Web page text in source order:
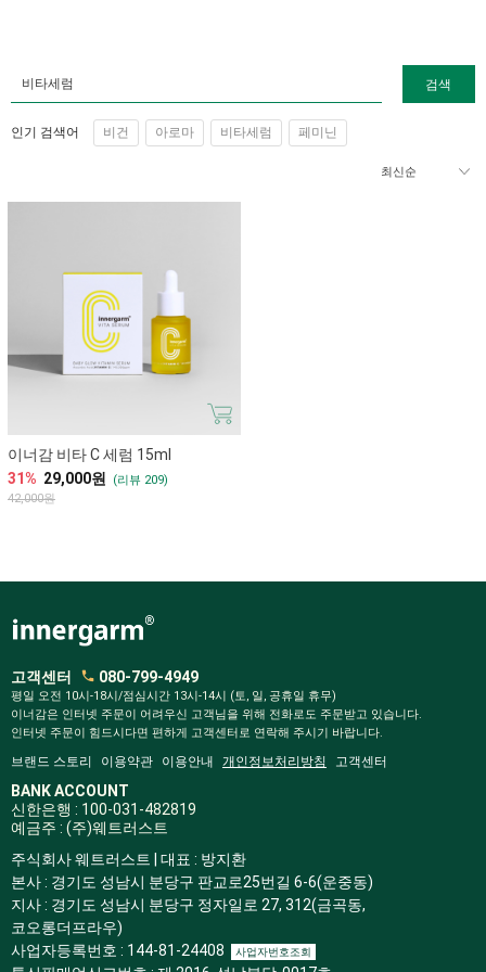
검색
인기 검색어 비건 아로마 비타세럼 페미닌
이너감 비타 C 세럼 15ml
31% 29,000원
(리뷰 209)
42,000원
고객센터 080-799-4949
평일 오전 10시-18시/점심시간 13시-14시 (토, 일, 공휴일 휴무)
이너감은 인터넷 주문이 어려우신 고객님을 위해 전화로도 주문받고 있습니다.
인터넷 주문이 힘드시다면 편하게 고객센터로 연락해 주시기 바랍니다.
브랜드 스토리 이용약관 이용안내 개인정보처리방침 고객센터
BANK ACCOUNT
신한은행 : 100-031-482819
예금주 : (주)웨트러스트
주식회사 웨트러스트 | 대표 : 방지환
본사 : 경기도 성남시 분당구 판교로25번길 6-6(운중동)
지사 : 경기도 성남시 분당구 정자일로 27, 312(금곡동,
코오롱더프라우)
사업자등록번호 : 144-81-24408
사업자번호조회